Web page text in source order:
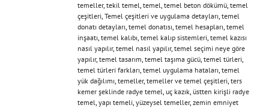
temeller, tekil temel, temel, temel beton dökümü, temel
çeşitleri, Temel çeşitleri ve uygulama detayları, temel
donatı detayları, temel donatısı, temel hesapları, temel
inşaatı, temel kalıbı, temel kalıp sistemleri, temel kazısı
nasıl yapılır, temel nasıl yapılır, temel seçimi neye göre
yapılır, temel tasarım, temel taşıma gücü, temel türleri,
temel türleri farkları, temel uygulama hataları, temel
yük dağılımı, temeller, temeller ve temel çeşitleri, ters
kemer şeklinde radye temel, uç kazık, üstten kirişli radye
temel, yapı temeli, yüzeysel temeller, zemin emniyet